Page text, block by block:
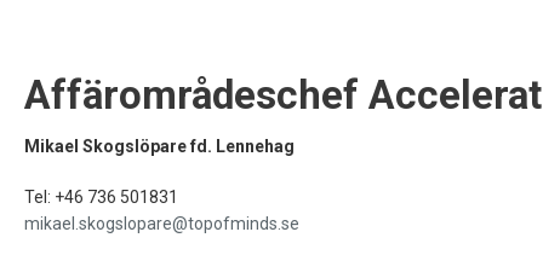
Affärområdeschef
Mikael Skogslöpare fd. Lennehag
Tel: +46 736 501831
mikael.skogslopare@topofminds.se